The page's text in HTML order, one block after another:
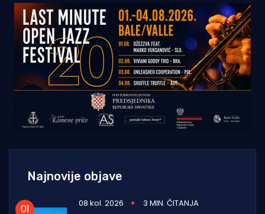
Najnovije objave
08 kol. 2026
3 MIN. ČITANJA